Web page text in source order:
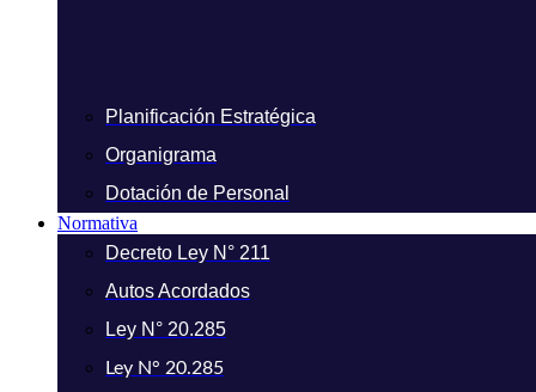
Planificación Estratégica
Organigrama
Dotación de Personal
Normativa
Decreto Ley N° 211
Autos Acordados
Ley N° 20.285
Ley N° 20.285